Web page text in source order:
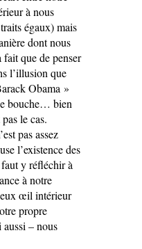
à nous
égaux) mais
dont nous
que de penser
l’illusion que
Obama »
bouche… bien
le cas.
pas assez
l’existence des
y réfléchir à
à notre
œil intérieur
propre
– nous